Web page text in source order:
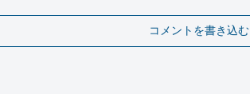
コメントを書き込む